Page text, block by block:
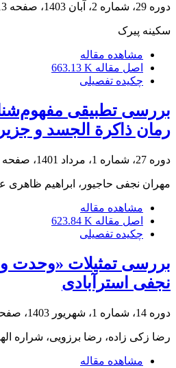
دوره 29، شماره 2، آبان 1403، صفحه
سکینه پیرک
مشاهده مقاله
اصل مقاله 663.13 K
چکیده تفصیلی
بررسی تطبیقی
رمان ذاکرة الجسد و
دوره 27، شماره 1، مرداد 1401، صفحه
مهران نجفی حاجیور، ابراهیم ظاهری
مشاهده مقاله
اصل مقاله 623.84 K
چکیده تفصیلی
بررسی تمثیلات «وحدت
نجفی استرآبادی
دوره 14، شماره 1، شهریور 1403، صفحه
رضا زکی زاده، رضا برزویی، شراره
مشاهده مقاله